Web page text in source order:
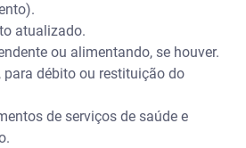
atualizado.
ou alimentando, se houver.
débito ou restituição do
de serviços de saúde e